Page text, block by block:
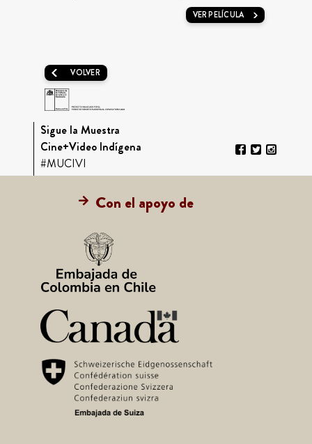
VER PELÍCULA
VOLVER
Sigue la Muestra
Cine+Video Indígena
#MUCIVI
Con el apoyo de